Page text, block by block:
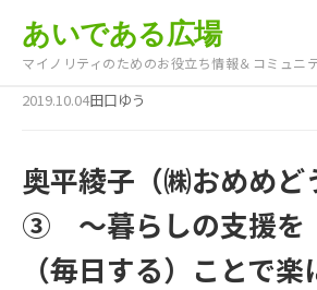
あいである広場
マイノリティのためのお役立ち情報＆コミュニ
2019.10.04田口ゆう
奥平綾子（㈱おめめど
③ ～暮らしの支援を
（毎日する）ことで